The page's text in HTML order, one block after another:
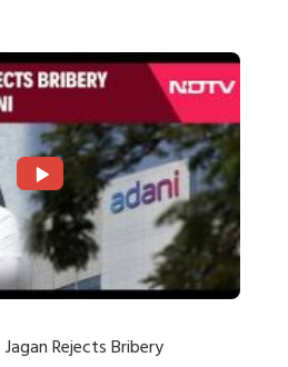
Rejects Bribery